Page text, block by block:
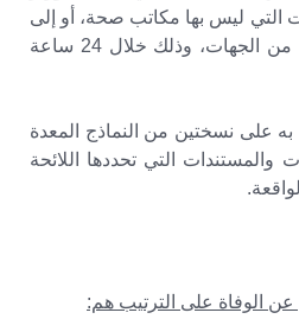
التي ليس بها مكاتب صحة، أو إلى
العمدة أو الشيخ في غيرها من الجهات، وذلك خلال 24 ساعة
به على نسختين من النماذج المعدة
والمستندات التي تحددها اللائحة
عن الوفاة على الترتيب هم: